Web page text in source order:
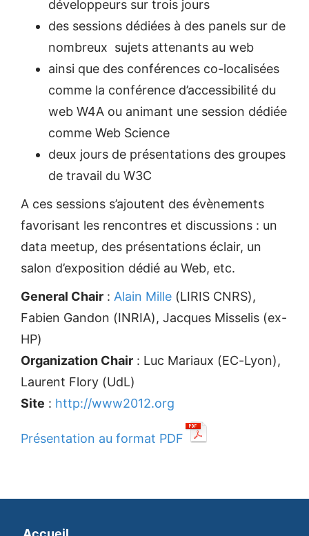
développeurs sur trois jours
des sessions dédiées à des panels sur de
nombreux sujets attenants au web
ainsi que des conférences co-localisées
comme la conférence d’accessibilité du
web W4A ou animant une session dédiée
comme Web Science
deux jours de présentations des groupes
de travail du W3C
A ces sessions s’ajoutent des évènements
favorisant les rencontres et discussions : un
data meetup, des présentations éclair, un
salon d’exposition dédié au Web, etc.
General Chair : Alain Mille (LIRIS CNRS),
Fabien Gandon (INRIA), Jacques Misselis (ex-
HP)
Organization Chair : Luc Mariaux (EC-Lyon),
Laurent Flory (UdL)
Site : http://www2012.org
Présentation au format PDF